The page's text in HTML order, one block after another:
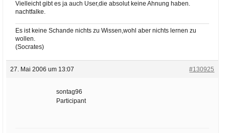
Vielleicht gibt es ja auch User,die absolut keine Ahnung haben.
nachtfalke.
Es ist keine Schande nichts zu Wissen,wohl aber nichts lernen zu
wollen.
(Socrates)
27. Mai 2006 um 13:07 #130925
sontag96
Participant